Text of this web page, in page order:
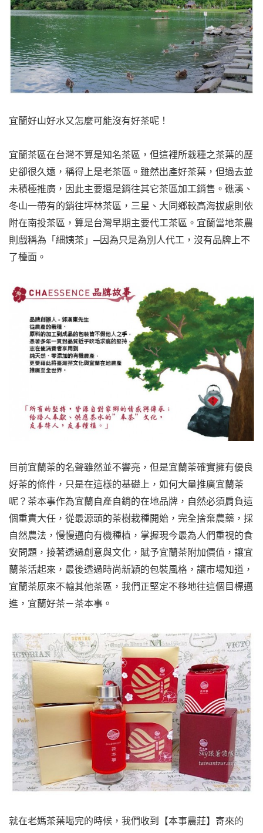
宜蘭好山好水又怎麼可能沒有好茶呢！
宜蘭茶區在台灣不算是知名茶區，但這裡所栽種之茶葉的歷
史卻很久遠，稱得上是老茶區。雖然出產好茶葉，但過去並
未積極推廣，因此主要還是銷往其它茶區加工銷售。礁溪、
冬山一帶有的銷往坪林茶區，三星、大同鄉較高海拔處則依
附在南投茶區，算是台灣早期主要代工茶區。宜蘭當地茶農
則戲稱為「細姨茶」─因為只是為別人代工，沒有品牌上不
了檯面。
目前宜蘭茶的名聲雖然並不響亮，但是宜蘭茶確實擁有優良
好茶的條件，只是在這樣的基礎上，如何大量推廣宜蘭茶
呢？茶本事作為宜蘭自產自銷的在地品牌，自然必須肩負這
個重責大任，從最源頭的茶樹栽種開始，完全捨棄農藥，採
自然農法，慢慢邁向有機種植，掌握現今最為人們重視的食
安問題，接著透過創意與文化，賦予宜蘭茶附加價值，讓宜
蘭茶活起來，最後透過時尚新穎的包裝風格，讓市場知道，
宜蘭茶原來不輸其他茶區，我們正堅定不移地往這個目標邁
進，宜蘭好茶－茶本事。
就在老媽茶葉喝完的時候，我們收到【本事農莊】寄來的